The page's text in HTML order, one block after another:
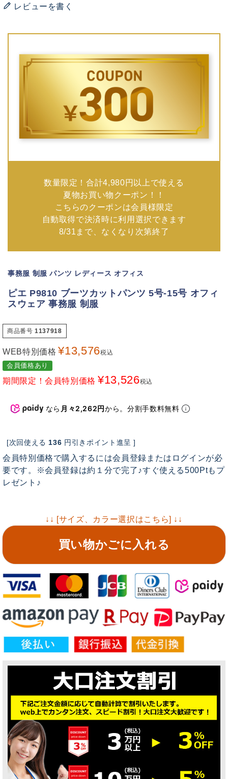
レビューを書く
数量限定！合計4,980円以上で使える
夏物お買い物クーポン！！
こちらのクーポンは会員様限定
自動取得で決済時に利用選択できます
8/31まで、なくなり次第終了
事務服 制服 パンツ レディース オフィス
ピエ P9810 ブーツカットパンツ 5号-15号 オフィ
スウェア 事務服 制服
商品番号 1137918
WEB特別価格 ¥13,576税込
会員価格あり
期間限定！会員特別価格 ¥13,526税込
なら 月々2,262円から。分割手数料無料
[次回使える 136 円引きポイント進呈 ]
会員特別価格で購入するには会員登録またはログインが必
要です。※会員登録は約１分で完了♪すぐ使える500Ptもプ
レゼント♪
↓↓ [サイズ、カラー選択はこちら] ↓↓
買い物かごに入れる